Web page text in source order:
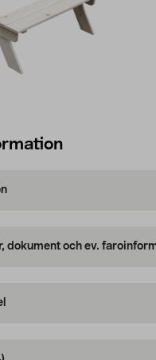
dokument och ev.